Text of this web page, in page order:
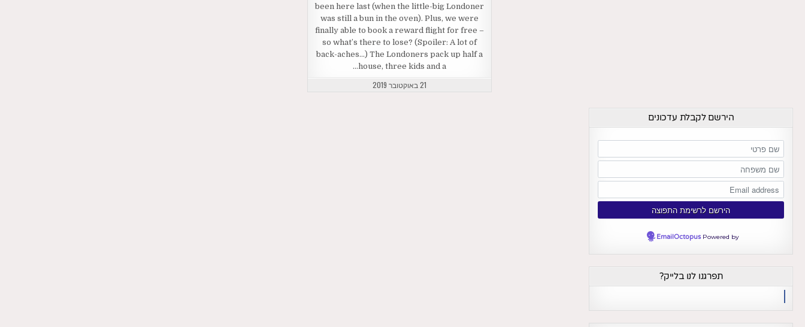
been here last (when the little-big Londoner
was still a bun in the oven). Plus, we were
finally able to book a reward flight for free –
so what’s there to lose? (Spoiler: A lot of
back-aches…) The Londoners pack up half a
house, three kids and a…
21 באוקטובר 2019
הירשם לקבלת עדכונים
Powered by
EmailOctopus
תפרגנו לנו בלייק?